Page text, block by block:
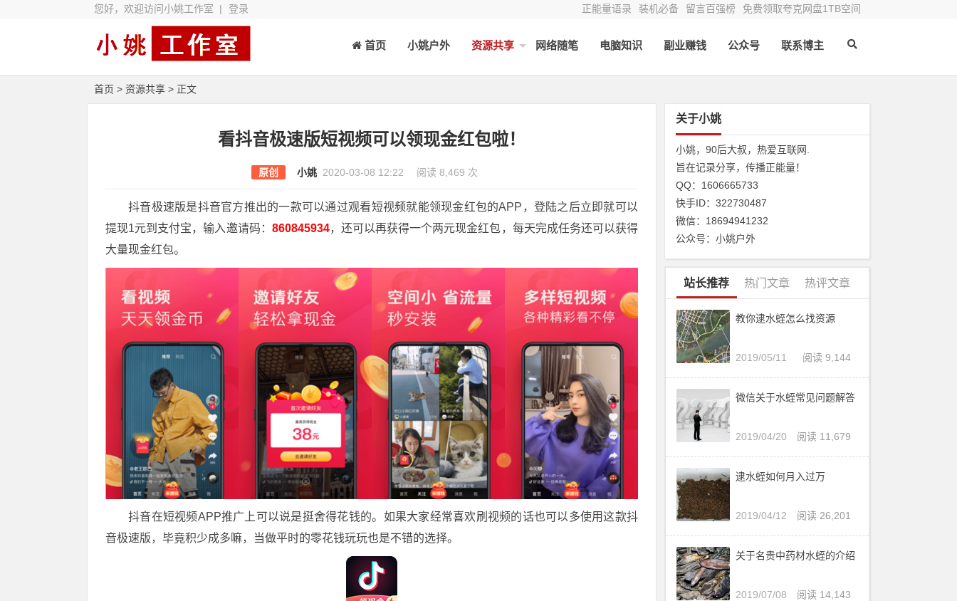
您好，欢迎访问小姚工作室 | 登录 正能量语录 装机必备 留言百强榜 免费领取夸克网盘1TB空间
首页 小姚户外 资源共享 网络随笔 电脑知识 副业赚钱 公众号 联系博主
首页 > 资源共享 > 正文
看抖音极速版短视频可以领现金红包啦！
原创 小姚 2020-03-08 12:22 阅读 8,469 次
抖音极速版是抖音官方推出的一款可以通过观看短视频就能领现金红包的APP，登陆之后立即就可以
提现1元到支付宝，输入邀请码： 860845934，还可以再获得一个两元现金红包，每天完成任务还可以获得
大量现金红包。
抖音在短视频APP推广上可以说是挺舍得花钱的。如果大家经常喜欢刷视频的话也可以多使用这款抖
音极速版，毕竟积少成多嘛，当做平时的零花钱玩玩也是不错的选择。
关于小姚
小姚，90后大叔，热爱互联网.
旨在记录分享，传播正能量！
QQ：1606665733
快手ID：322730487
微信：18694941232
公众号：小姚户外
站长推荐 热门文章 热评文章
教你逮水蛭怎么找资源
阅读 9,144
2019/05/11
微信关于水蛭常见问题解答
阅读 11,679
2019/04/20
逮水蛭如何月入过万
阅读 26,201
2019/04/12
关于名贵中药材水蛭的介绍
阅读 14,143
2019/07/08